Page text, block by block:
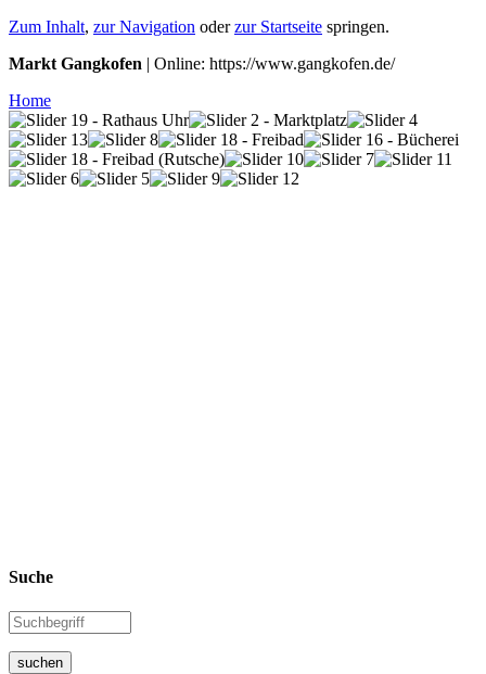
Zum Inhalt, zur Navigation oderzur Startseite springen.
Markt Gangkofen | Online: https://www.gangkofen.de/
Home
Suche
suchen